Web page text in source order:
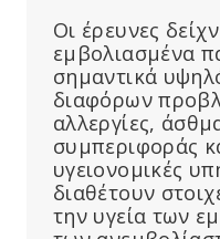
Οι έρευνες
εμβολιασμένα
σημαντικά
διαφόρων
αλλεργίες,
συμπεριφοράς
υγειονομικές
διαθέτουν
την υγεία των